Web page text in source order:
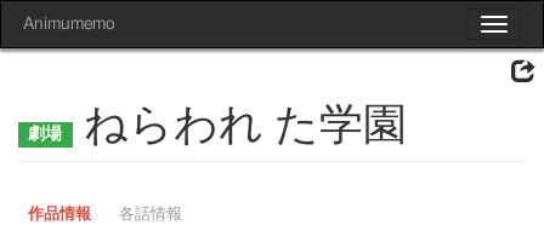
Toggle
Animumemo
ねらわれ た学園
作品情報 各話情報